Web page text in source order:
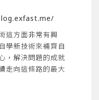
這方面非常有興
學新技術來補齊自
，解決問題的成就
走向這條路的最大